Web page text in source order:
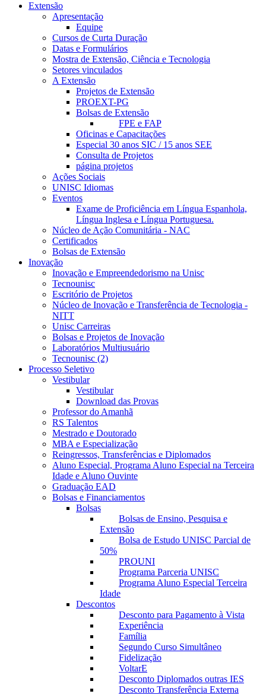
Extensão
Apresentação
Equipe
Cursos de Curta Duração
Datas e Formulários
Mostra de Extensão, Ciência e Tecnologia
Setores vinculados
A Extensão
Projetos de Extensão
PROEXT-PG
Bolsas de Extensão
FPE e FAP
Oficinas e Capacitações
Especial 30 anos SIC / 15 anos SEE
Consulta de Projetos
página projetos
Ações Sociais
UNISC Idiomas
Eventos
Exame de Proficiência em Língua Espanhola,
Língua Inglesa e Língua Portuguesa.
Núcleo de Ação Comunitária - NAC
Certificados
Bolsas de Extensão
Inovação
Inovação e Empreendedorismo na Unisc
Tecnounisc
Escritório de Projetos
Núcleo de Inovação e Transferência de Tecnologia -
NITT
Unisc Carreiras
Bolsas e Projetos de Inovação
Laboratórios Multiusuário
Tecnounisc (2)
Processo Seletivo
Vestibular
Vestibular
Download das Provas
Professor do Amanhã
RS Talentos
Mestrado e Doutorado
MBA e Especialização
Reingressos, Transferências e Diplomados
Aluno Especial, Programa Aluno Especial na Terceira
Idade e Aluno Ouvinte
Graduação EAD
Bolsas e Financiamentos
Bolsas
Bolsas de Ensino, Pesquisa e
Extensão
Bolsa de Estudo UNISC Parcial de
50%
PROUNI
Programa Parceria UNISC
Programa Aluno Especial Terceira
Idade
Descontos
Desconto para Pagamento à Vista
Experiência
Família
Segundo Curso Simultâneo
Fidelização
VoltarE
Desconto Diplomados outras IES
Desconto Transferência Externa